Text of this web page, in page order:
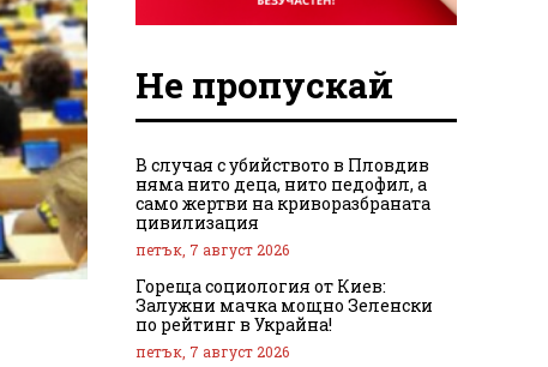
Не пропускай
В случая с убийството в Пловдив
няма нито деца, нито педофил, а
само жертви на криворазбраната
цивилизация
петък, 7 август 2026
Гореща социология от Киев:
Залужни мачка мощно Зеленски
по рейтинг в Украйна!
петък, 7 август 2026